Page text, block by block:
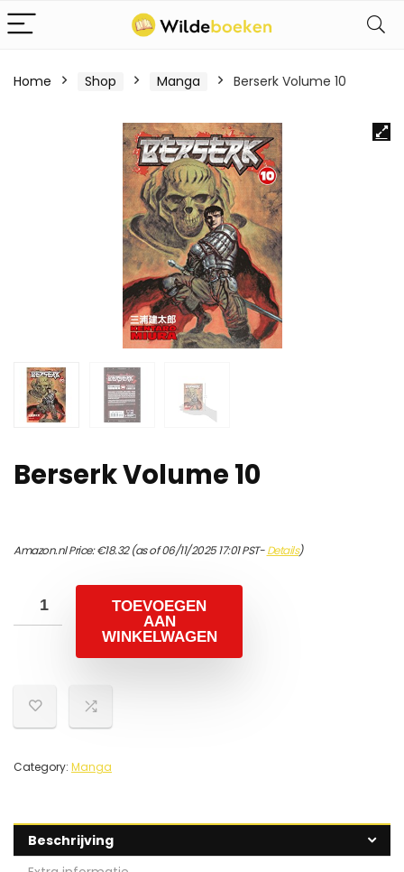
Home Shop Manga Berserk Volume 10
Berserk Volume 10
Amazon.nl Price:€18.32(as of 06/11/2025 17:01 PST-Details)
TOEVOEGEN
AAN
WINKELWAGEN
Category: Manga
Beschrijving